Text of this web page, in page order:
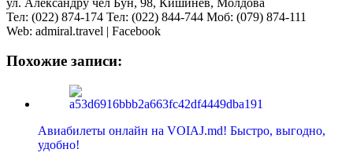
Тел: (022) 874-174 Тел: (022) 844-744 Моб: (079) 874-111
Web: admiral.travel | Facebook
Похожие записи:
Авиабилеты онлайн на VOIAJ.md! Быстро, выгодно,
удобно!